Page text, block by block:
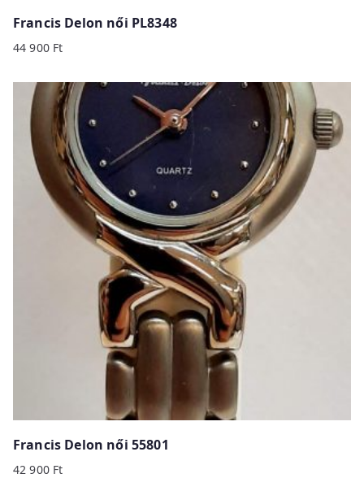
Francis Delon női PL8348
44 900 Ft
Francis Delon női 55801
42 900 Ft